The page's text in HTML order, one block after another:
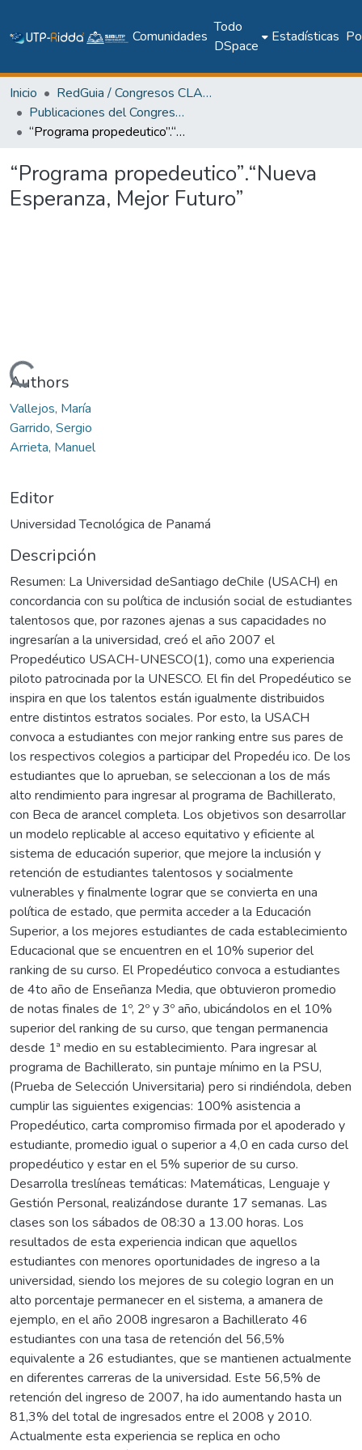
Comunidades
Todo
DSpace
Estadísticas
Inicio
RedGuia / Congresos CLABES
Publicaciones del Congreso Internacional CLABES
“Programa propedeutico”.“Nueva Esperanza, Mejor Futuro”
“Programa propedeutico”.“Nueva
Esperanza, Mejor Futuro”
Cargando...
Authors
Vallejos, María
Garrido, Sergio
Arrieta, Manuel
Editor
Universidad Tecnológica de Panamá
Descripción
Resumen: La Universidad deSantiago deChile (USACH) en
concordancia con su política de inclusión social de estudiantes
talentosos que, por razones ajenas a sus capacidades no
ingresarían a la universidad, creó el año 2007 el
Propedéutico USACH-UNESCO(1), como una experiencia
piloto patrocinada por la UNESCO. El fin del Propedéutico se
inspira en que los talentos están igualmente distribuidos
entre distintos estratos sociales. Por esto, la USACH
convoca a estudiantes con mejor ranking entre sus pares de
los respectivos colegios a participar del Propedéu ico. De los
estudiantes que lo aprueban, se seleccionan a los de más
alto rendimiento para ingresar al programa de Bachillerato,
con Beca de arancel completa. Los objetivos son desarrollar
un modelo replicable al acceso equitativo y eficiente al
sistema de educación superior, que mejore la inclusión y
retención de estudiantes talentosos y socialmente
vulnerables y finalmente lograr que se convierta en una
política de estado, que permita acceder a la Educación
Superior, a los mejores estudiantes de cada establecimiento
Educacional que se encuentren en el 10% superior del
ranking de su curso. El Propedéutico convoca a estudiantes
de 4to año de Enseñanza Media, que obtuvieron promedio
de notas finales de 1º, 2º y 3º año, ubicándolos en el 10%
superior del ranking de su curso, que tengan permanencia
desde 1ª medio en su establecimiento. Para ingresar al
programa de Bachillerato, sin puntaje mínimo en la PSU,
(Prueba de Selección Universitaria) pero si rindiéndola, deben
cumplir las siguientes exigencias: 100% asistencia a
Propedéutico, carta compromiso firmada por el apoderado y
estudiante, promedio igual o superior a 4,0 en cada curso del
propedéutico y estar en el 5% superior de su curso.
Desarrolla treslíneas temáticas: Matemáticas, Lenguaje y
Gestión Personal, realizándose durante 17 semanas. Las
clases son los sábados de 08:30 a 13.00 horas. Los
resultados de esta experiencia indican que aquellos
estudiantes con menores oportunidades de ingreso a la
universidad, siendo los mejores de su colegio logran en un
alto porcentaje permanecer en el sistema, a amanera de
ejemplo, en el año 2008 ingresaron a Bachillerato 46
estudiantes con una tasa de retención del 56,5%
equivalente a 26 estudiantes, que se mantienen actualmente
en diferentes carreras de la universidad. Este 56,5% de
retención del ingreso de 2007, ha ido aumentando hasta un
81,3% del total de ingresados entre el 2008 y 2010.
Actualmente esta experiencia se replica en ocho